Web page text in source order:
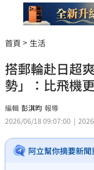
首頁 生活
搭郵輪赴日超
勢」：比飛機
編輯 彭淇昀 報導
2026/06/18 09:07:00
阿立幫你摘要新聞